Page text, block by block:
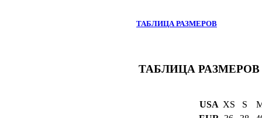
ТАБЛИЦА РАЗМЕРОВ
ТАБЛИЦА РАЗМЕРОВ
USA XS S